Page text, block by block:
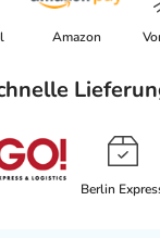
Amazon
Berlin